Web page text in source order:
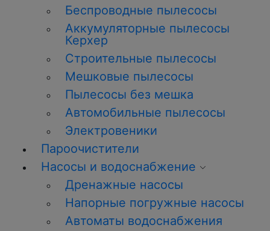
Беспроводные пылесосы
Аккумуляторные пылесосы
Керхер
Строительные пылесосы
Мешковые пылесосы
Пылесосы без мешка
Автомобильные пылесосы
Электровеники
Пароочистители
Насосы и водоснабжение
Дренажные насосы
Напорные погружные насосы
Автоматы водоснабжения